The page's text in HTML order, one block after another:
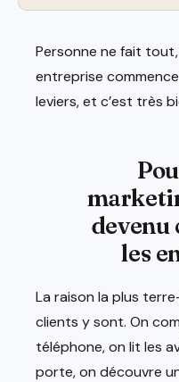
Personne ne fait
entreprise
leviers, et c’est très
devenu
les
La raison la plus
clients y sont. On
téléphone, on lit les
porte, on découvre